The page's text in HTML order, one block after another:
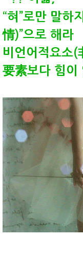
“혀”로만 말하
情)”으로 해라
비언어적요소
要素보다 힘이